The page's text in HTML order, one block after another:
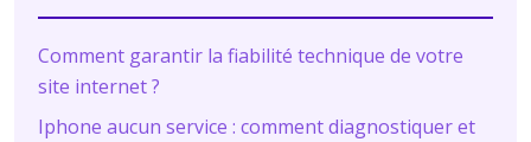
Comment garantir la fiabilité technique de votre
site internet ?
Iphone aucun service : comment diagnostiquer et